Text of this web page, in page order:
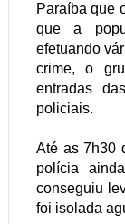
Paraíba que
que a
efetuando
crime, o
entradas
policiais.
Até as 7h30
polícia
conseguiu
foi isolada